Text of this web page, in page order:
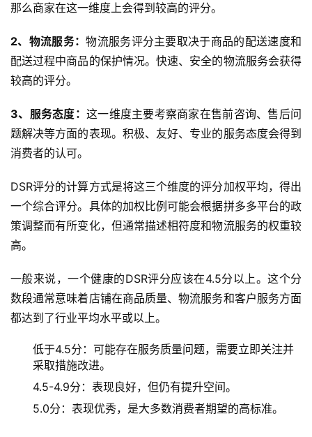
那么商家在这一维度上会得到较高的评分。
2、物流服务：物流服务评分主要取决于商品的配送速度和
配送过程中商品的保护情况。快速、安全的物流服务会获得
较高的评分。
3、服务态度： 这一维度主要考察商家在售前咨询、售后问
题解决等方面的表现。积极、友好、专业的服务态度会得到
消费者的认可。
DSR评分的计算方式是将这三个维度的评分加权平均，得出
一个综合评分。具体的加权比例可能会根据拼多多平台的政
策调整而有所变化，但通常描述相符度和物流服务的权重较
高。
一般来说，一个健康的DSR评分应该在4.5分以上。这个分
数段通常意味着店铺在商品质量、物流服务和客户服务方面
都达到了行业平均水平或以上。
低于4.5分：可能存在服务质量问题，需要立即关注并
采取措施改进。
4.5-4.9分：表现良好，但仍有提升空间。
5.0分：表现优秀，是大多数消费者期望的高标准。